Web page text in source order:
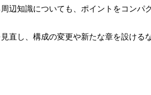
辺知識についても、ポイントをコンパ
直し、構成の変更や新たな章を設ける